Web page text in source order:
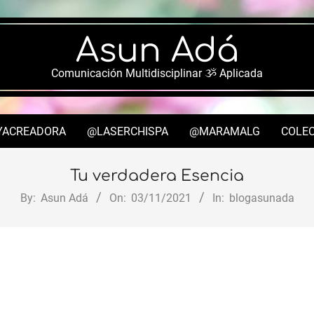
Asun Adá
Comunicación Multidisciplinar ૐ Aplicada
Secondary
Menu
@LASERCHISPA @MARAMALG
Tu verdadera Esencia
By: Asun Adá On: 03/11/2021 In: blogasunada